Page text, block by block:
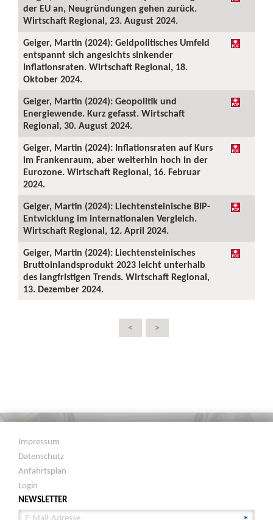
der EU an, Neugründungen gehen zurück.
Wirtschaft Regional, 23. August 2024.
Geiger, Martin (2024): Geldpolitisches Umfeld
entspannt sich angesichts sinkender
Inflationsraten. Wirtschaft Regional, 18.
Oktober 2024.
Geiger, Martin (2024): Geopolitik und
Energiewende. Kurz gefasst. Wirtschaft
Regional, 30. August 2024.
Geiger, Martin (2024): Inflationsraten auf Kurs
im Frankenraum, aber weiterhin hoch in der
Eurozone. Wirtschaft Regional, 16. Februar
2024.
Geiger, Martin (2024): Liechtensteinische BIP-
Entwicklung im internationalen Vergleich.
Wirtschaft Regional, 12. April 2024.
Geiger, Martin (2024): Liechtensteinisches
Bruttoinlandsprodukt 2023 leicht unterhalb
des langfristigen Trends. Wirtschaft Regional,
13. Dezember 2024.
< >
Impressum
Datenschutz
Anfahrtsplan
Login
NEWSLETTER